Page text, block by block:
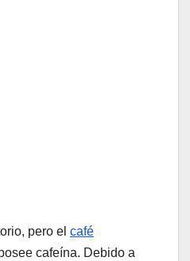
pero el café
cafeína. Debido a